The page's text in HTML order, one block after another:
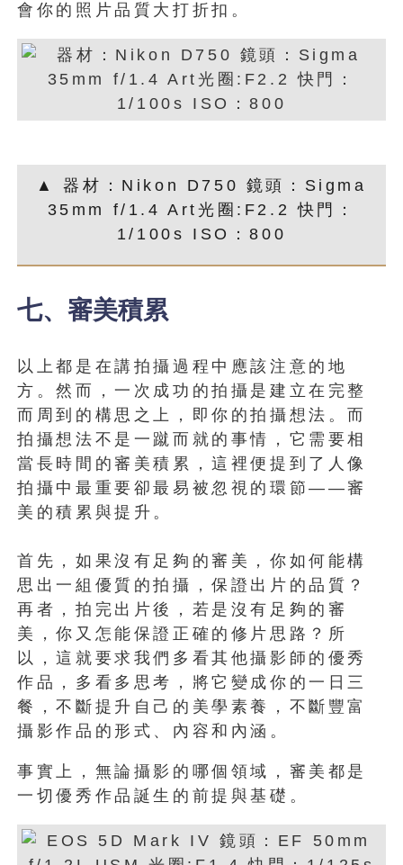
會你的照片品質大打折扣。
▲ 器材：Nikon D750 鏡頭：Sigma
35mm f/1.4 Art光圈:F2.2 快門：
1/100s ISO：800
七、審美積累
以上都是在講拍攝過程中應該注意的地
方。然而，一次成功的拍攝是建立在完整
而周到的構思之上，即你的拍攝想法。而
拍攝想法不是一蹴而就的事情，它需要相
當長時間的審美積累，這裡便提到了人像
拍攝中最重要卻最易被忽視的環節——審
美的積累與提升。
首先，如果沒有足夠的審美，你如何能構
思出一組優質的拍攝，保證出片的品質？
再者，拍完出片後，若是沒有足夠的審
美，你又怎能保證正確的修片思路？所
以，這就要求我們多看其他攝影師的優秀
作品，多看多思考，將它變成你的一日三
餐，不斷提升自己的美學素養，不斷豐富
攝影作品的形式、內容和內涵。
事實上，無論攝影的哪個領域，審美都是
一切優秀作品誕生的前提與基礎。